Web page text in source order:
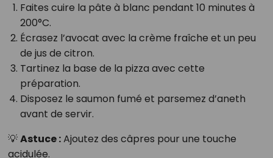
Faites cuire la pâte à blanc pendant 10 minutes à
200°C.
Écrasez l’avocat avec la crème fraîche et un peu
de jus de citron.
Tartinez la base de la pizza avec cette
préparation.
Disposez le saumon fumé et parsemez d’aneth
avant de servir.
💡Astuce :Ajoutez des câpres pour une touche
acidulée.